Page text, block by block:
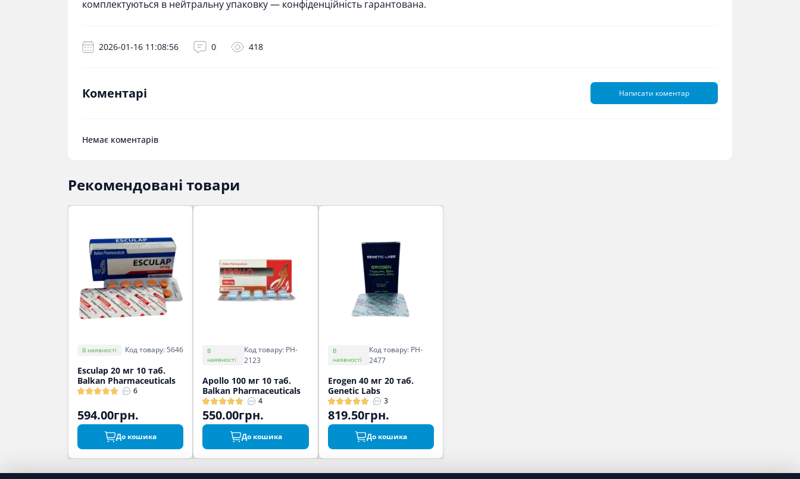
комплектуються в нейтральну упаковку — конфіденційність гарантована.
2026-01-16 11:08:56 0 418
Коментарі Написати коментар
Немає коментарів
Рекомендовані товари
В наявності Код товару: 5646
Esculap 20 мг 10 таб.
Balkan Pharmaceuticals
6
594.00грн.
До кошика
В
наявності
Код товару: PH-
2123
Apollo 100 мг 10 таб.
Balkan Pharmaceuticals
4
550.00грн.
До кошика
В
наявності
Код товару: PH-
2477
Erogen 40 мг 20 таб.
Genetic Labs
3
819.50грн.
До кошика